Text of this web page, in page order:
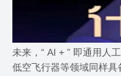
未来，“ AI + ” 即通用人
低空飞行器等领域同样具